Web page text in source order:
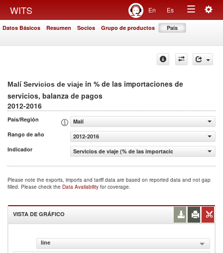
WITS En Es
Toggle
Datos Básicos Resumen Socios Grupo de productos País
Malí Servicios de viaje in % de las importaciones de
servicios, balanza de pagos
2012-2016
País/Región
Malí
Rango de año
2012-2016
Indicador
Servicios de viaje (% de las importaciones de servicios,
Please note the exports, imports and tariff data are based on reported data and not gap
filled. Please check the Data Availability for coverage.
VISTA DE GRÁFICO
line